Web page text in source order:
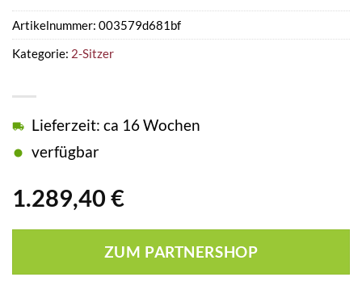
1.289,40 €
Lieferzeit: ca 16 Wochen
verfügbar
ZUM PARTNERSHOP
Artikelnummer: 003579d681bf
Kategorie: 2-Sitzer